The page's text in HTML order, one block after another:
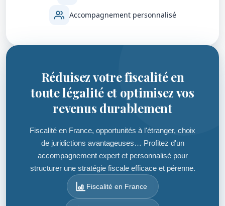
Accompagnement personnalisé
Réduisez votre fiscalité en
toute légalité et optimisez vos
revenus durablement
Fiscalité en France, opportunités à l'étranger, choix
de juridictions avantageuses… Profitez d'un
accompagnement expert et personnalisé pour
structurer une stratégie fiscale efficace et pérenne.
Fiscalité en France